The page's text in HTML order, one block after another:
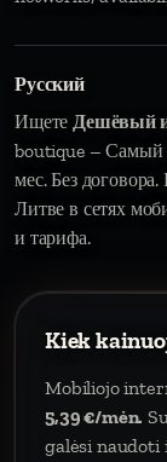
Русский
ИщетеДешёвый
boutique – Самый
мес. Без договора.
Литве в сетях
и тарифа.
Kiek
Mobiliojo
5,39 €/mėn.
galėsi